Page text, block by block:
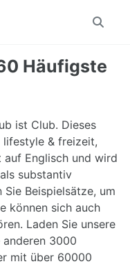
Toggle
Häufigste
ist Club. Dieses
& freizeit,
Englisch und wird
substantiv
Beispielsätze, um
können sich auch
Laden Sie unsere
3000
mit über 60000